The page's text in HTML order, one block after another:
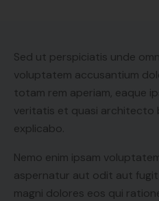
Sed ut perspiciatis unde
voluptatem accusantium
totam rem aperiam, eaque
veritatis et quasi architecto
explicabo.
Nemo enim ipsam
aspernatur aut odit aut
magni dolores eos qui